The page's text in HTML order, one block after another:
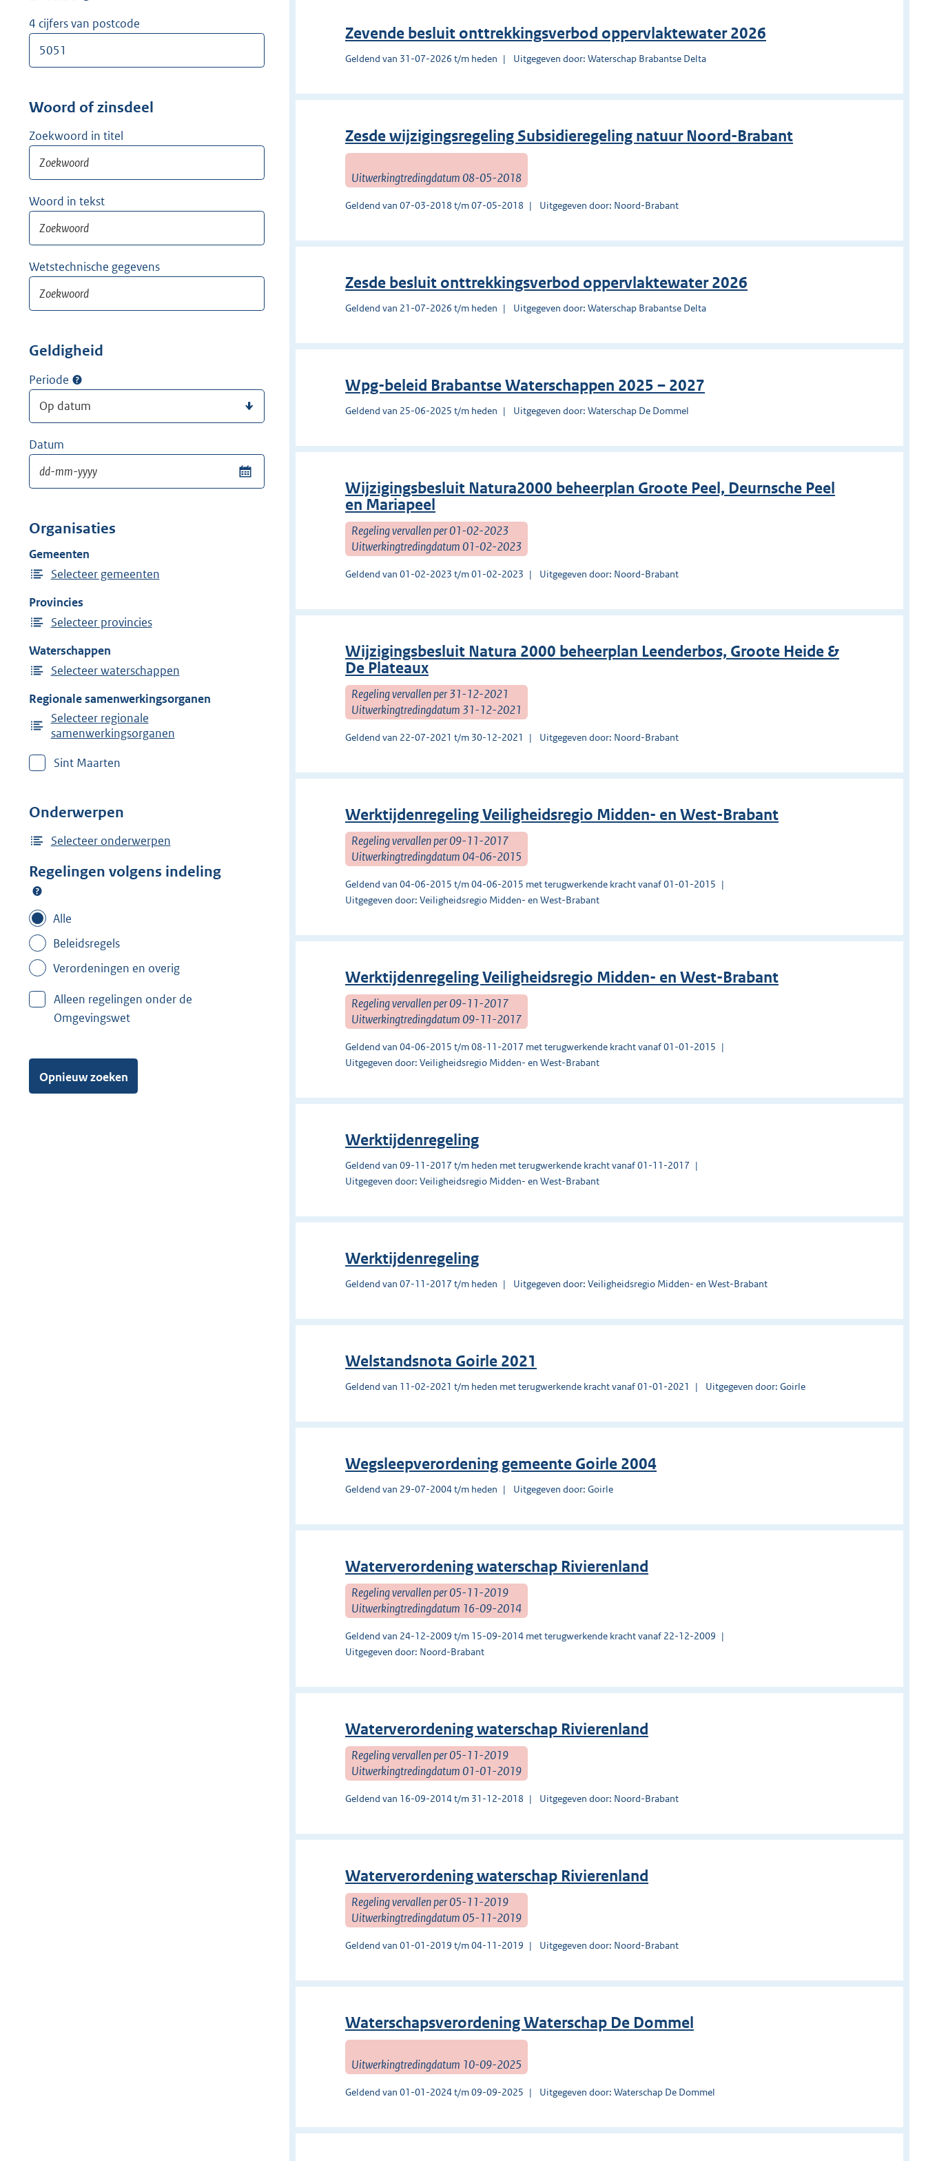
i
4 cijfers van postcode
Woord of zinsdeel
Zoekwoord in titel
Woord in tekst
Wetstechnische gegevens
Geldigheid
Periode
Datum
Organisaties
Gemeenten
Selecteer gemeenten
Provincies
Selecteer provincies
Waterschappen
Selecteer waterschappen
Regionale samenwerkingsorganen
Selecteer regionale
samenwerkingsorganen
Sint Maarten
Onderwerpen
Selecteer onderwerpen
Regelingen volgens indeling
Alle
Beleidsregels
Verordeningen en overig
Alleen regelingen onder de
Omgevingswet
Opnieuw zoeken
Zevende besluit onttrekkingsverbod oppervlaktewater 2026
Geldend van 31-07-2026 t/m heden Uitgegeven door: Waterschap Brabantse Delta
Zesde wijzigingsregeling Subsidieregeling natuur Noord-Brabant
Uitwerkingtredingdatum 08-05-2018
Geldend van 07-03-2018 t/m 07-05-2018 Uitgegeven door: Noord-Brabant
Zesde besluit onttrekkingsverbod oppervlaktewater 2026
Geldend van 21-07-2026 t/m heden Uitgegeven door: Waterschap Brabantse Delta
Wpg-beleid Brabantse Waterschappen 2025 – 2027
Geldend van 25-06-2025 t/m heden Uitgegeven door: Waterschap De Dommel
Wijzigingsbesluit Natura2000 beheerplan Groote Peel, Deurnsche Peel
en Mariapeel
Regeling vervallen per 01-02-2023
Uitwerkingtredingdatum 01-02-2023
Geldend van 01-02-2023 t/m 01-02-2023 Uitgegeven door: Noord-Brabant
Wijzigingsbesluit Natura 2000 beheerplan Leenderbos, Groote Heide &
De Plateaux
Regeling vervallen per 31-12-2021
Uitwerkingtredingdatum 31-12-2021
Geldend van 22-07-2021 t/m 30-12-2021 Uitgegeven door: Noord-Brabant
Werktijdenregeling Veiligheidsregio Midden- en West-Brabant
Regeling vervallen per 09-11-2017
Uitwerkingtredingdatum 04-06-2015
Geldend van 04-06-2015 t/m 04-06-2015 met terugwerkende kracht vanaf 01-01-2015
Uitgegeven door: Veiligheidsregio Midden- en West-Brabant
Werktijdenregeling Veiligheidsregio Midden- en West-Brabant
Regeling vervallen per 09-11-2017
Uitwerkingtredingdatum 09-11-2017
Geldend van 04-06-2015 t/m 08-11-2017 met terugwerkende kracht vanaf 01-01-2015
Uitgegeven door: Veiligheidsregio Midden- en West-Brabant
Werktijdenregeling
Geldend van 09-11-2017 t/m heden met terugwerkende kracht vanaf 01-11-2017
Uitgegeven door: Veiligheidsregio Midden- en West-Brabant
Werktijdenregeling
Geldend van 07-11-2017 t/m heden Uitgegeven door: Veiligheidsregio Midden- en West-Brabant
Welstandsnota Goirle 2021
Geldend van 11-02-2021 t/m heden met terugwerkende kracht vanaf 01-01-2021 Uitgegeven door: Goirle
Wegsleepverordening gemeente Goirle 2004
Geldend van 29-07-2004 t/m heden Uitgegeven door: Goirle
Waterverordening waterschap Rivierenland
Regeling vervallen per 05-11-2019
Uitwerkingtredingdatum 16-09-2014
Geldend van 24-12-2009 t/m 15-09-2014 met terugwerkende kracht vanaf 22-12-2009
Uitgegeven door: Noord-Brabant
Waterverordening waterschap Rivierenland
Regeling vervallen per 05-11-2019
Uitwerkingtredingdatum 01-01-2019
Geldend van 16-09-2014 t/m 31-12-2018 Uitgegeven door: Noord-Brabant
Waterverordening waterschap Rivierenland
Regeling vervallen per 05-11-2019
Uitwerkingtredingdatum 05-11-2019
Geldend van 01-01-2019 t/m 04-11-2019 Uitgegeven door: Noord-Brabant
Waterschapsverordening Waterschap De Dommel
Uitwerkingtredingdatum 10-09-2025
Geldend van 01-01-2024 t/m 09-09-2025 Uitgegeven door: Waterschap De Dommel